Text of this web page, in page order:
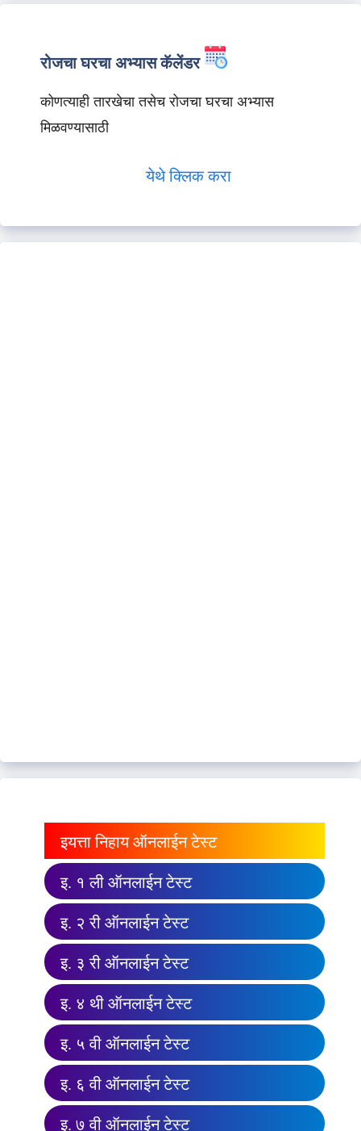
रोजचा घरचा अभ्यास कॅलेंडर
कोणत्याही तारखेचा तसेच रोजचा घरचा अभ्यास
मिळवण्यासाठी
येथे क्लिक करा
इयत्ता निहाय ऑनलाईन टेस्ट
इ. १ ली ऑनलाईन टेस्ट
इ. २ री ऑनलाईन टेस्ट
इ. ३ री ऑनलाईन टेस्ट
इ. ४ थी ऑनलाईन टेस्ट
इ. ५ वी ऑनलाईन टेस्ट
इ. ६ वी ऑनलाईन टेस्ट
इ. ७ वी ऑनलाईन टेस्ट